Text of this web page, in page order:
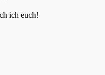
ich euch!